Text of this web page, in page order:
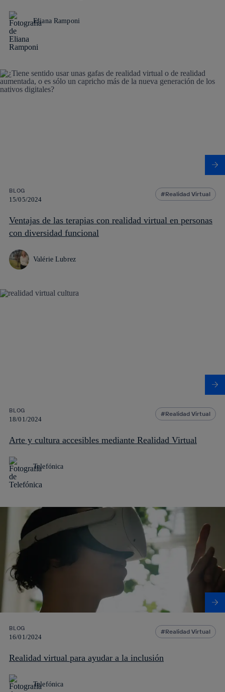
Eliana Ramponi
BLOG
15/05/2024
Realidad Virtual
Ventajas de las terapias con realidad virtual en personas
con diversidad funcional
Valérie Lubrez
BLOG
18/01/2024
Realidad Virtual
Arte y cultura accesibles mediante Realidad Virtual
Telefónica
BLOG
16/01/2024
Realidad Virtual
Realidad virtual para ayudar a la inclusión
Telefónica